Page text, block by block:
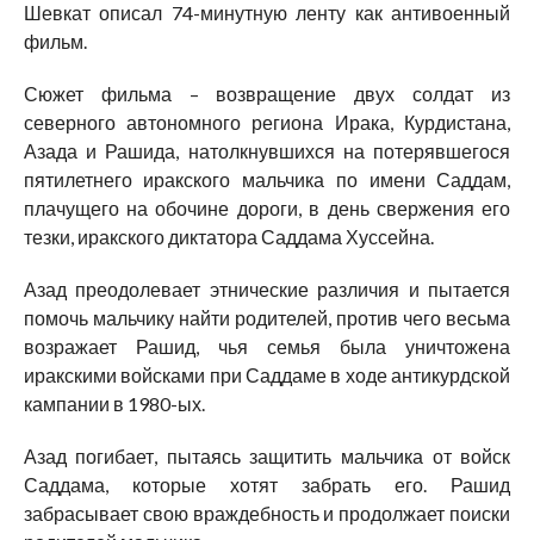
Шевкат описал 74-минутную ленту как антивоенный
фильм.
Сюжет фильма – возвращение двух солдат из
северного автономного региона Ирака, Курдистана,
Азада и Рашида, натолкнувшихся на потерявшегося
пятилетнего иракского мальчика по имени Саддам,
плачущего на обочине дороги, в день свержения его
тезки, иракского диктатора Саддама Хуссейна.
Азад преодолевает этнические различия и пытается
помочь мальчику найти родителей, против чего весьма
возражает Рашид, чья семья была уничтожена
иракскими войсками при Саддаме в ходе антикурдской
кампании в 1980-ых.
Азад погибает, пытаясь защитить мальчика от войск
Саддама, которые хотят забрать его. Рашид
забрасывает свою враждебность и продолжает поиски